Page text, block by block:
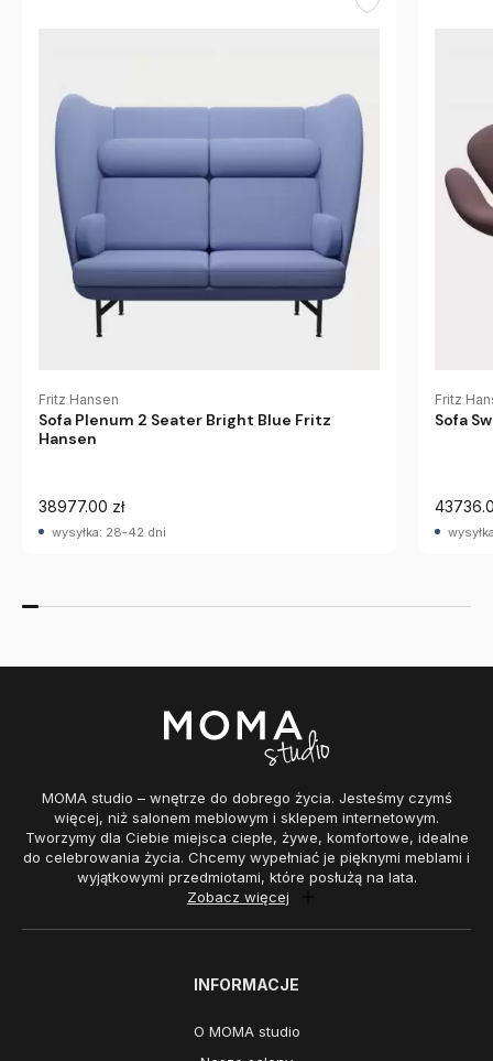
Fritz Hansen
Sofa Plenum 2 Seater Bright Blue Fritz
Hansen
38977.00 zł
wysyłka: 28-42 dni
Fritz
Sofa
MOMA studio – wnętrze do dobrego życia. Jesteśmy czymś
więcej, niż salonem meblowym i sklepem internetowym.
Tworzymy dla Ciebie miejsca ciepłe, żywe, komfortowe, idealne
do celebrowania życia. Chcemy wypełniać je pięknymi meblami i
wyjątkowymi przedmiotami, które posłużą na lata.
Zobacz więcej
INFORMACJE
O MOMA studio